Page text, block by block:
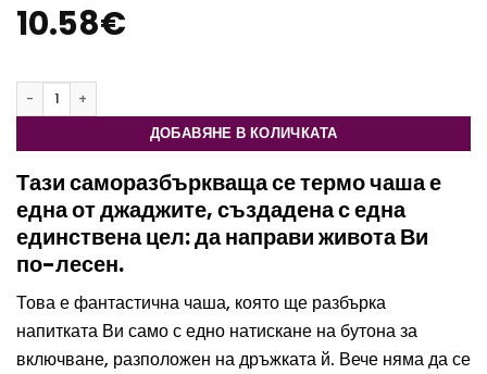
10.58€
количество за Саморазбъркваща се термо чаша
ДОБАВЯНЕ В КОЛИЧКАТА
Тази саморазбъркваща се термо чаша е
една от джаджите, създадена с една
единствена цел: да направи живота Ви
по-лесен.
Това е фантастична чаша, която ще разбърка
напитката Ви само с едно натискане на бутона за
включване, разположен на дръжката й. Вече няма да се